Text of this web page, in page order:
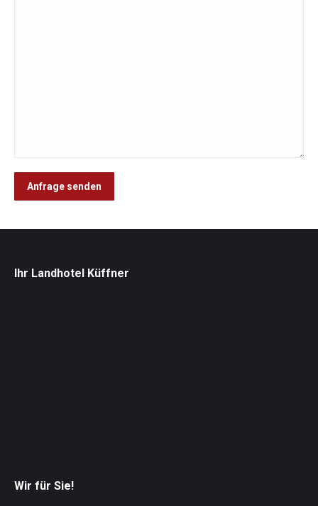
Ihr Landhotel Küffner
Wir für Sie!